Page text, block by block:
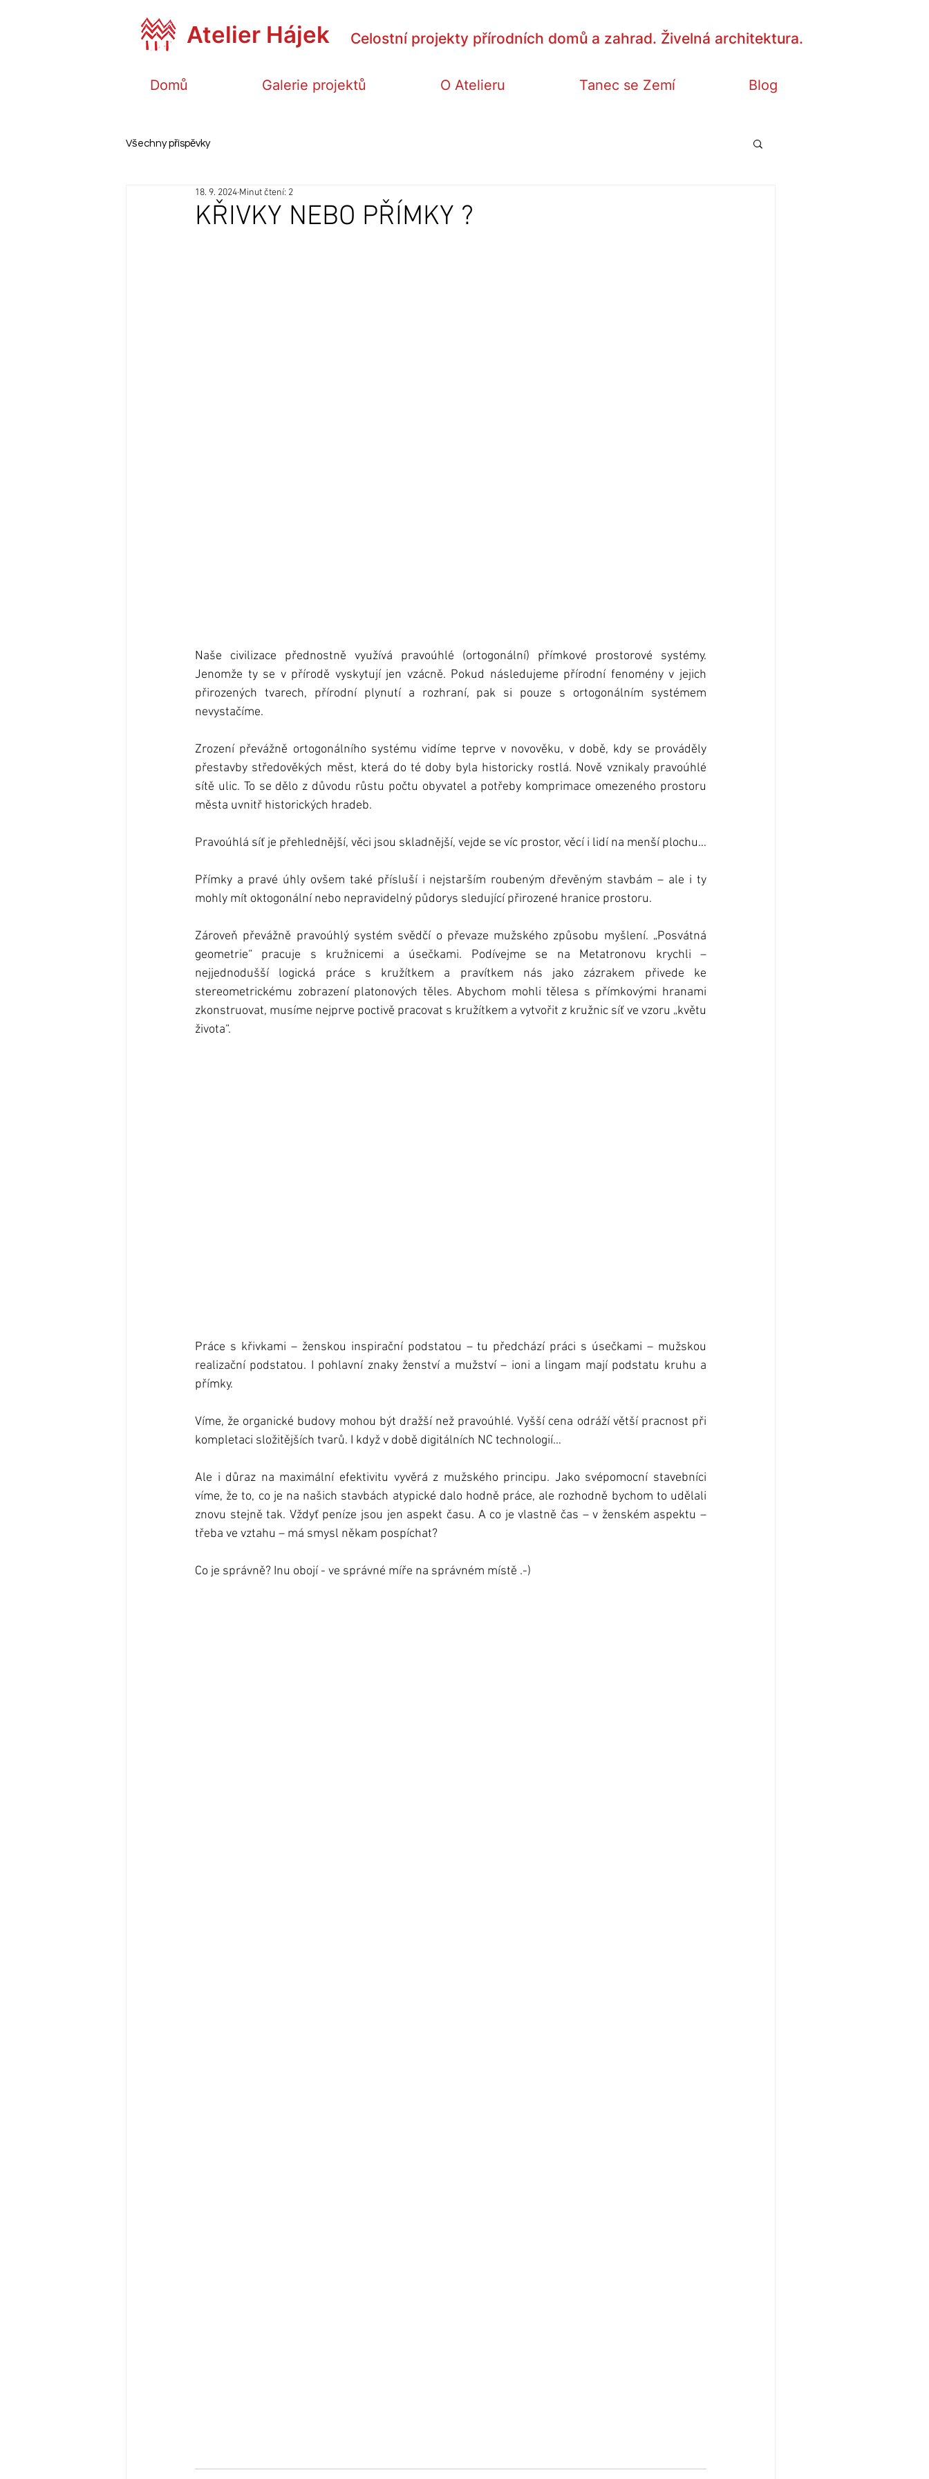
Atelier Hájek Celostní projekty přírodních domů a zahrad. Živelná architektura.
Domů Galerie projektů O Atelieru Tanec se Zemí Blog
Všechny příspěvky
KŘIVKY NEBO PŘÍMKY ?
18. 9. 2024 Minut čtení: 2
Naše civilizace přednostně využívá pravoúhlé (ortogonální) přímkové prostorové systémy.
Jenomže ty se v přírodě vyskytují jen vzácně. Pokud následujeme přírodní fenomény v jejich
přirozených tvarech, přírodní plynutí a rozhraní, pak si pouze s ortogonálním systémem
nevystačíme.
Zrození převážně ortogonálního systému vidíme teprve v novověku, v době, kdy se prováděly
přestavby středověkých měst, která do té doby byla historicky rostlá. Nově vznikaly pravoúhlé
sítě ulic. To se dělo z důvodu růstu počtu obyvatel a potřeby komprimace omezeného prostoru
města uvnitř historických hradeb.
Přímky a pravé úhly ovšem také přísluší i nejstarším roubeným dřevěným stavbám – ale i ty
mohly mít oktogonální nebo nepravidelný půdorys sledující přirozené hranice prostoru.
Zároveň převážně pravoúhlý systém svědčí o převaze mužského způsobu myšlení. „Posvátná
geometrie“ pracuje s kružnicemi a úsečkami. Podívejme se na Metatronovu krychli –
nejjednodušší logická práce s kružítkem a pravítkem nás jako zázrakem přivede ke
stereometrickému zobrazení platonových těles. Abychom mohli tělesa s přímkovými hranami
zkonstruovat, musíme nejprve poctivě pracovat s kružítkem a vytvořit z kružnic síť ve vzoru „květu
života“.
Práce s křivkami – ženskou inspirační podstatou – tu předchází práci s úsečkami – mužskou
realizační podstatou. I pohlavní znaky ženství a mužství – ioni a lingam mají podstatu kruhu a
přímky.
Víme, že organické budovy mohou být dražší než pravoúhlé. Vyšší cena odráží větší pracnost při
kompletaci složitějších tvarů. I když v době digitálních NC technologií…
Ale i důraz na maximální efektivitu vyvěrá z mužského principu. Jako svépomocní stavebníci
víme, že to, co je na našich stavbách atypické dalo hodně práce, ale rozhodně bychom to udělali
znovu stejně tak. Vždyť peníze jsou jen aspekt času. A co je vlastně čas – v ženském aspektu –
třeba ve vztahu – má smysl někam pospíchat?
Co je správně? Inu obojí - ve správné míře na správném místě .-)